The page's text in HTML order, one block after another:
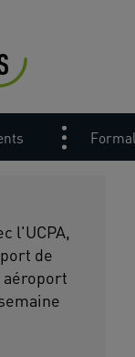
l'UCPA,
de
aéroport